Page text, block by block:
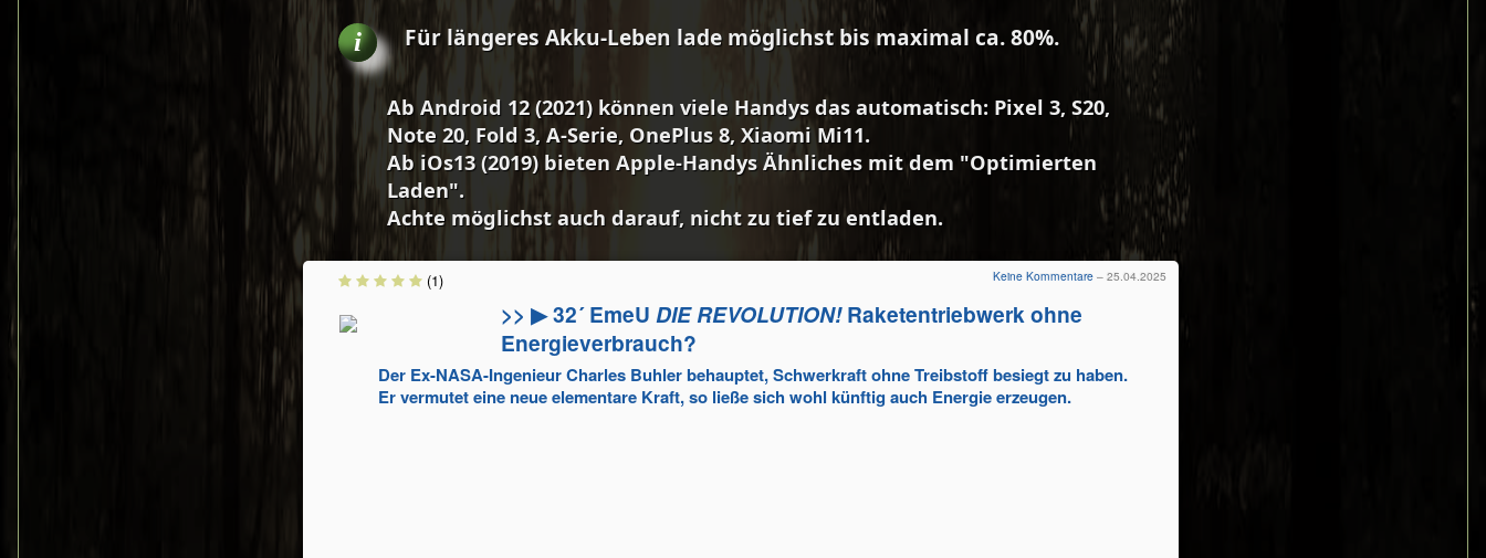
Für längeres Akku‑Leben lade möglichst bis maximal ca. 80%.
Ab Android 12 (2021) können viele Handys das automatisch: Pixel 3, S20,
Note 20, Fold 3, A-Serie, OnePlus 8, Xiaomi Mi11.
Ab iOs13 (2019) bieten Apple-Handys Ähnliches mit dem "Optimierten
Laden".
Achte möglichst auch darauf, nicht zu tief zu entladen.
>> ▶ 32´ EmeUDIE REVOLUTION!Raketentriebwerk ohne
Energieverbrauch?
Der Ex-NASA-Ingenieur Charles Buhler behauptet, Schwerkraft ohne Treibstoff besiegt zu haben.
Er vermutet eine neue elementare Kraft, so ließe sich wohl künftig auch Energie erzeugen.
Keine Kommentare – 25.04.2025
(1)